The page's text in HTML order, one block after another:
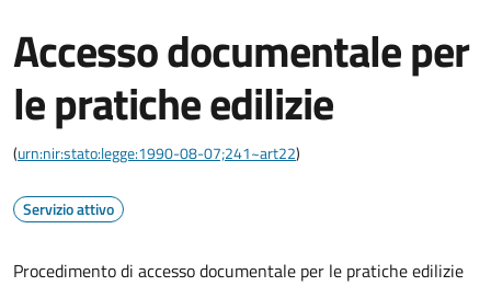
Accesso documentale per
le pratiche edilizie
(urn:nir:stato:legge:1990-08-07;241~art22)
Servizio attivo
Procedimento di accesso documentale per le pratiche edilizie